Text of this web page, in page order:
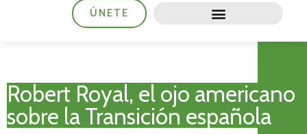
ÚNETE
Robert Royal, el ojo americano
sobre la Transición española